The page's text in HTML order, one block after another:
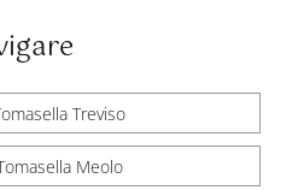
Treviso
Meolo